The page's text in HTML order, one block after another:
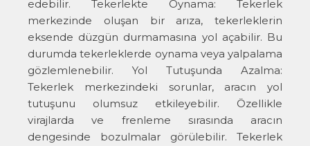
edebilir. Tekerlekte Oynama: Tekerlek
merkezinde oluşan bir arıza, tekerleklerin
eksende düzgün durmamasına yol açabilir. Bu
durumda tekerleklerde oynama veya yalpalama
gözlemlenebilir. Yol Tutuşunda Azalma:
Tekerlek merkezindeki sorunlar, aracın yol
tutuşunu olumsuz etkileyebilir. Özellikle
virajlarda ve frenleme sırasında aracın
dengesinde bozulmalar görülebilir. Tekerlek